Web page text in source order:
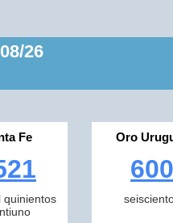
26
Fe
quinientos
Oro
600